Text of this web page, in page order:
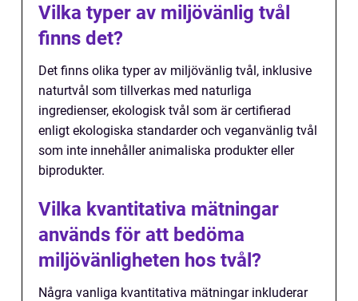
Vilka typer av miljövänlig tvål
finns det?
Det finns olika typer av miljövänlig tvål, inklusive
naturtvål som tillverkas med naturliga
ingredienser, ekologisk tvål som är certifierad
enligt ekologiska standarder och veganvänlig tvål
som inte innehåller animaliska produkter eller
biprodukter.
Vilka kvantitativa mätningar
används för att bedöma
miljövänligheten hos tvål?
Några vanliga kvantitativa mätningar inkluderar